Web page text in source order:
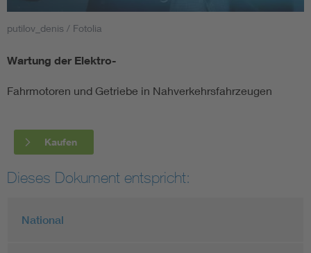
Smart Cities
DKE Fachinformationen im Kontext der Normung
Circular Economy für mehr Ressourceneffizienz
Cybersecurity in der Industrieautomatisierung
DIN VDE 0100 für sichere Elektroinstallationen
putilov_denis / Fotolia
Wartung der Elektro-
Fahrmotoren und Getriebe in Nahverkehrsfahrzeugen
Kaufen
Dieses Dokument entspricht:
National